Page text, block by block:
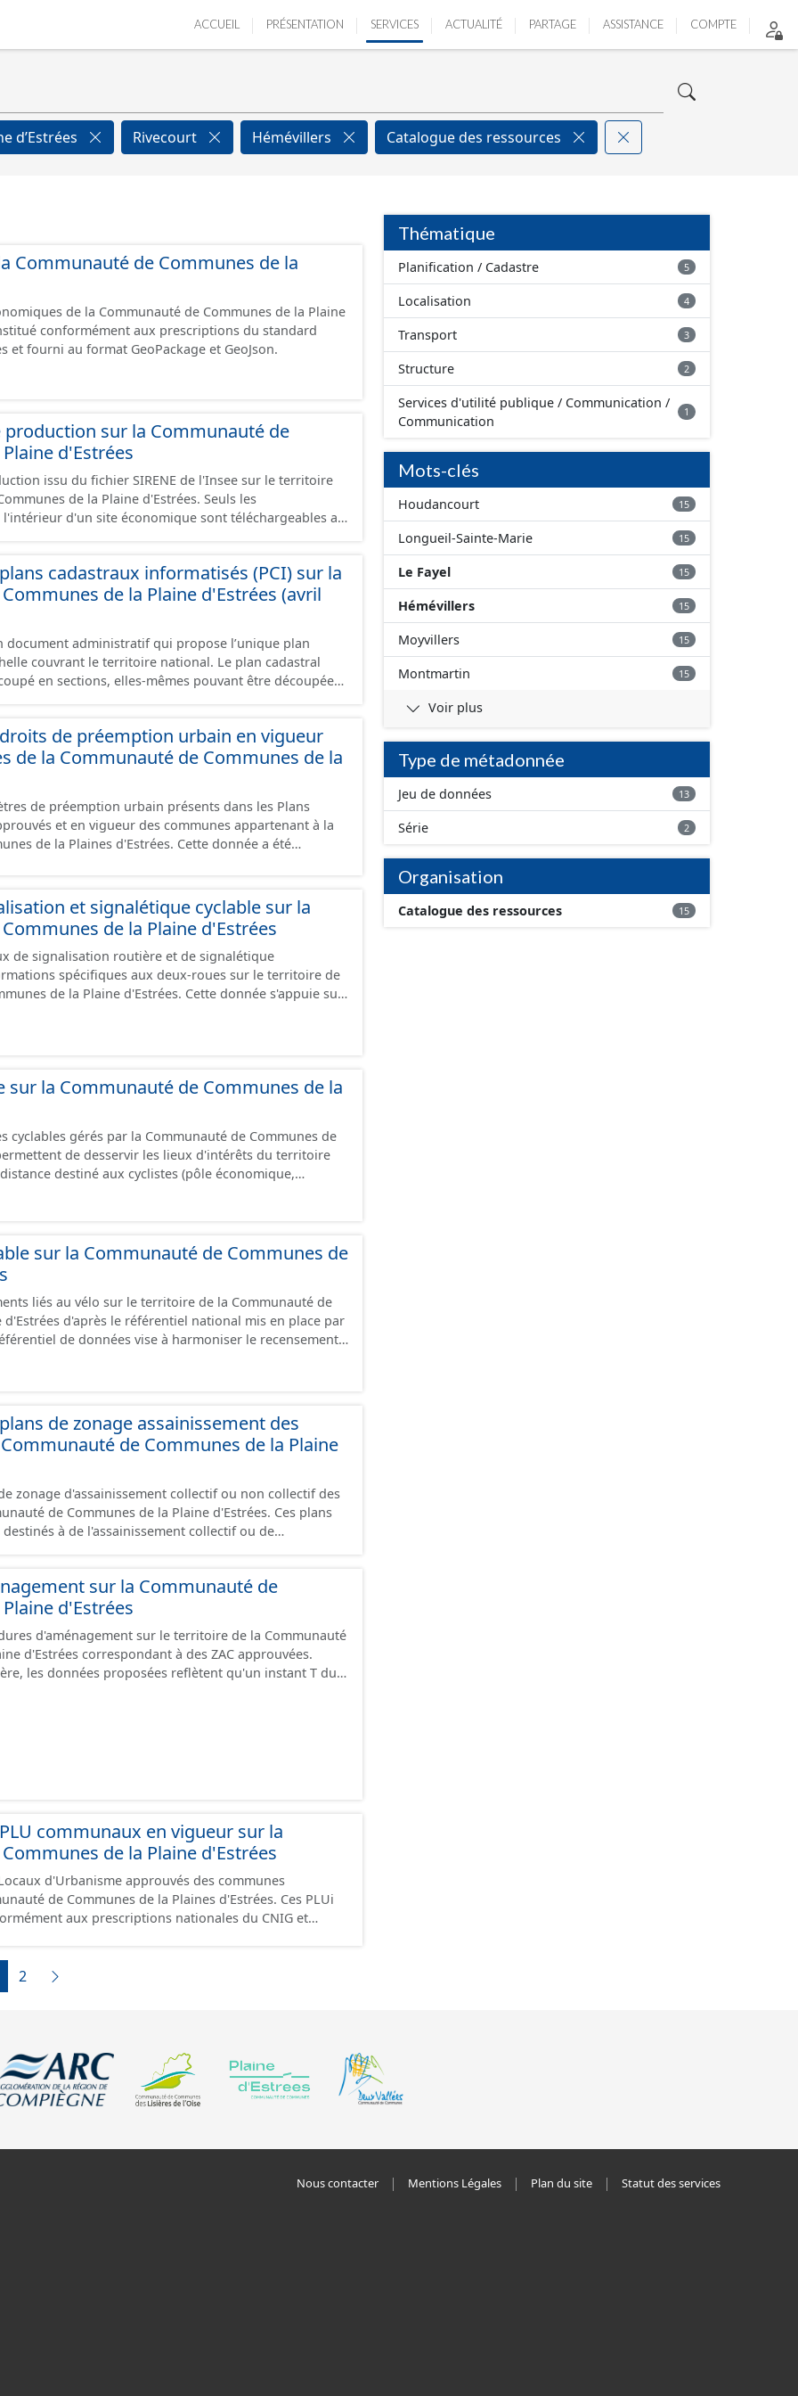
ACCUEIL PRÉSENTATION SERVICES ACTUALITÉ PARTAGE ASSISTANCE COMPTE
d’Estrées Rivecourt Hémévillers Catalogue des ressources
Communauté de Communes de la
de la Communauté de Communes de la Plaine
conformément aux prescriptions du standard
et fourni au format GeoPackage et GeoJson.
production sur la Communauté de
d'Estrées
issu du fichier SIRENE de l'Insee sur le territoire
de la Plaine d'Estrées. Seuls les
l'intérieur d'un site économique sont téléchargeables au
à ce jour. Il est filtré au-delà des prescriptions
SCI.
cadastraux informatisés (PCI) sur la
de la Plaine d'Estrées (avril
document administratif qui propose l’unique plan
couvrant le territoire national. Le plan cadastral
en sections, elles-mêmes pouvant être découpées
appartenant à un même propriétaire. Le plan cadastral
majoritairement de numérisation du plan cadastral
dans le cadre de conventions avec les collectivités
dans le système légal (RGF93). Cette ressource
données des feuilles de plan à la commune, elles
de la Communauté de Communes de la Plaine
de préemption urbain en vigueur
de la Communauté de Communes de la
de préemption urbain présents dans les Plans
et en vigueur des communes appartenant à la
Plaines d'Estrées. Cette donnée a été
foi et sont opposables d'un point de vue juridique.
et signalétique cyclable sur la
de la Plaine d'Estrées
de signalisation routière et de signalétique
spécifiques aux deux-roues sur le territoire de
de la Plaine d'Estrées. Cette donnée s'appuie sur
sur la Communauté de Communes de la
cyclables gérés par la Communauté de Communes de
destiné aux cyclistes (pôle économique,
sur chaussée. Les itinéraires ne sont
une succession d’aménagements de natures
emprunter des tronçons de voies non aménagés
les
service", "en travaux" ou "provisoire".
sur la Communauté de Communes de
liés au vélo sur le territoire de la Communauté de
d'Estrées d'après le référentiel national mis en place par
de données vise à harmoniser le recensement
les données visibles pour les utilisateurs de "Ma
est uniquement celles des équipements
le fichier à télécharger depuis cette fiche
y compris les stationnements pour répondre
ou "provisoire".
de zonage assainissement des
de Communes de la Plaine
zonage d'assainissement collectif ou non collectif des
de Communes de la Plaine d'Estrées. Ces plans
à de l'assainissement collectif ou de
sur la Communauté de
d'Estrées
d'aménagement sur le territoire de la Communauté
d'Estrées correspondant à des ZAC approuvées.
les données proposées reflètent qu'un instant T du
communaux en vigueur sur la
de la Plaine d'Estrées
d'Urbanisme approuvés des communes
de Communes de la Plaines d'Estrées. Ces PLUi
aux prescriptions nationales du CNIG et
papier font foi et sont opposables d'un point
2
Thématique
Planification / Cadastre 5
Localisation 4
Transport 3
Structure 2
Services d'utilité publique / Communication /
Communication
1
Mots-clés
Houdancourt 15
Longueil-Sainte-Marie 15
Le Fayel 15
Hémévillers 15
Moyvillers 15
Montmartin 15
Voir plus
Type de métadonnée
Jeu de données 13
Série 2
Organisation
Catalogue des ressources 15
Nous contacter Mentions Légales Plan du site Statut des services